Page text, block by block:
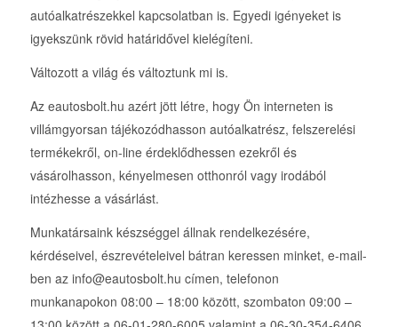
autóalkatrészekkel kapcsolatban is. Egyedi igényeket is
igyekszünk rövid határidővel kielégíteni.
Változott a világ és változtunk mi is.
Az eautosbolt.hu azért jött létre, hogy Ön interneten is
villámgyorsan tájékozódhasson autóalkatrész, felszerelési
termékekről, on-line érdeklődhessen ezekről és
vásárolhasson, kényelmesen otthonról vagy irodából
intézhesse a vásárlást.
Munkatársaink készséggel állnak rendelkezésére,
kérdéseivel, észrevételeivel bátran keressen minket, e-mail-
ben az info@eautosbolt.hu címen, telefonon
munkanapokon 08:00 – 18:00 között, szombaton 09:00 –